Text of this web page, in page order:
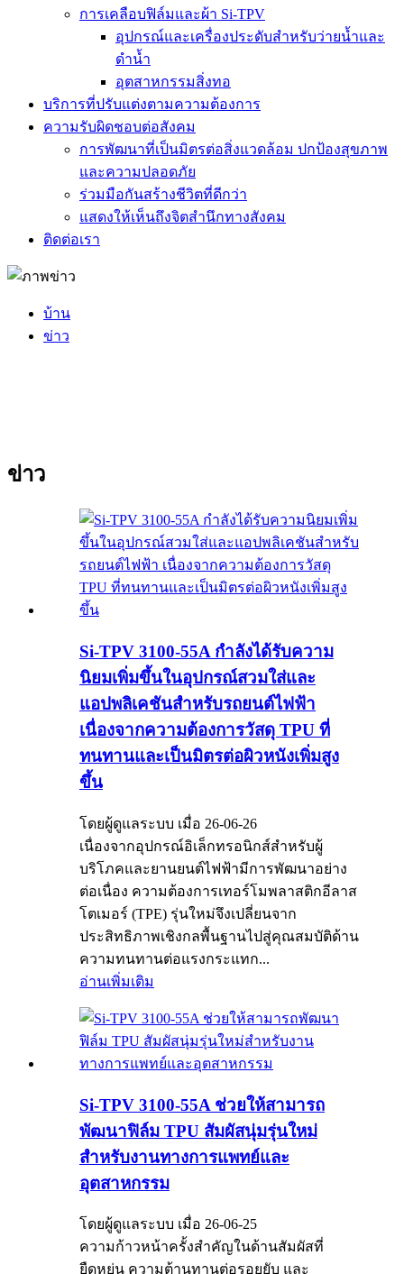
การเคลือบฟิล์มและผ้า Si-TPV
อุปกรณ์และเครื่องประดับสำหรับว่ายน้ำและ
ดำน้ำ
อุตสาหกรรมสิ่งทอ
บริการที่ปรับแต่งตามความต้องการ
ความรับผิดชอบต่อสังคม
การพัฒนาที่เป็นมิตรต่อสิ่งแวดล้อม ปกป้องสุขภาพ
และความปลอดภัย
ร่วมมือกันสร้างชีวิตที่ดีกว่า
แสดงให้เห็นถึงจิตสำนึกทางสังคม
ติดต่อเรา
บ้าน
ข่าว
ข่าว
Si-TPV 3100-55A กำลังได้รับความ
นิยมเพิ่มขึ้นในอุปกรณ์สวมใส่และ
แอปพลิเคชันสำหรับรถยนต์ไฟฟ้า
เนื่องจากความต้องการวัสดุ TPU ที่
ทนทานและเป็นมิตรต่อผิวหนังเพิ่มสูง
ขึ้น
โดยผู้ดูแลระบบ เมื่อ 26-06-26
เนื่องจากอุปกรณ์อิเล็กทรอนิกส์สำหรับผู้
บริโภคและยานยนต์ไฟฟ้ามีการพัฒนาอย่าง
ต่อเนื่อง ความต้องการเทอร์โมพลาสติกอีลาส
โตเมอร์ (TPE) รุ่นใหม่จึงเปลี่ยนจาก
ประสิทธิภาพเชิงกลพื้นฐานไปสู่คุณสมบัติด้าน
ความทนทานต่อแรงกระแทก...
อ่านเพิ่มเติม
Si-TPV 3100-55A ช่วยให้สามารถ
พัฒนาฟิล์ม TPU สัมผัสนุ่มรุ่นใหม่
สำหรับงานทางการแพทย์และ
อุตสาหกรรม
โดยผู้ดูแลระบบ เมื่อ 26-06-25
ความก้าวหน้าครั้งสำคัญในด้านสัมผัสที่
ยืดหยุ่น ความต้านทานต่อรอยยับ และ